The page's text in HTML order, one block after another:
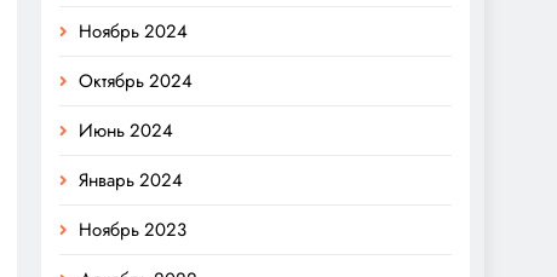
Ноябрь 2024
Октябрь 2024
Июнь 2024
Январь 2024
Ноябрь 2023